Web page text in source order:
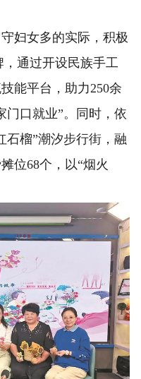
妇女多的实际，积极
，通过开设民族手工
能平台，助力250余
门口就业”。同时，依
石榴”潮汐步行街，融
位68个，以“烟火